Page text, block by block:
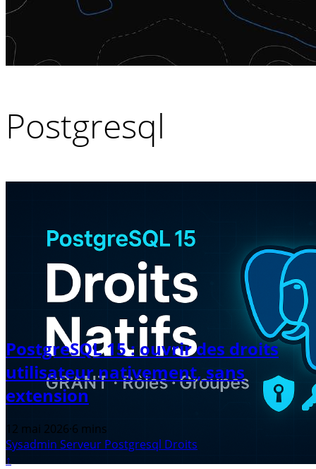
Postgresql
PostgreSQL 15 : ouvrir des droits
utilisateur nativement, sans
extension
12 mai 2026·6 mins
Sysadmin Serveur Postgresql Droits
↑